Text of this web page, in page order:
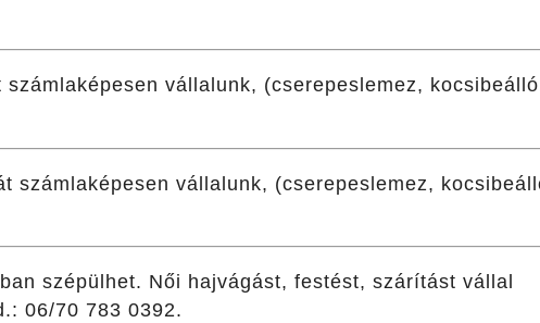
vállalunk, (cserepeslemez,
számlaképesen vállalunk, (cserepeslemez,
szépülhet. Női hajvágást, festést, szárítást vállal
06/70 783 0392.